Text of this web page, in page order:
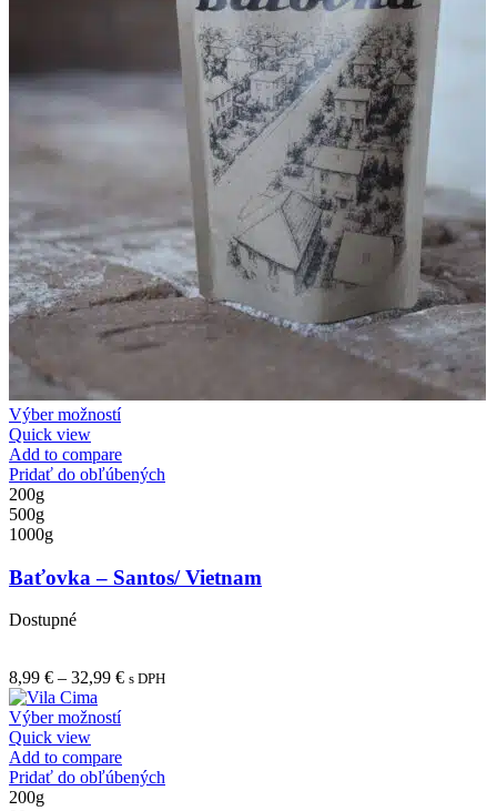
Výber možnostíTento
má
viacero
vybrať
na
Quick view
Add to compare
Pridať do obľúbených
200g
500g
1000g
Baťovka – Santos/ Vietnam
Dostupné
8,99 € – 32,99 €Price
s DPH
Výber možnostíTento
má
viacero
Quick view
Add to compare
Pridať do obľúbených
200g